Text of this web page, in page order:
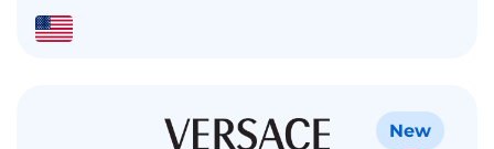
New